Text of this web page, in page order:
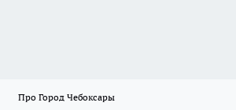
Про Город Чебоксары